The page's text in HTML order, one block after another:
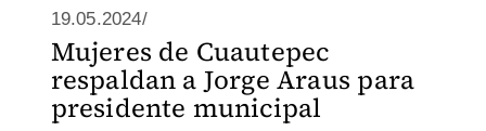
19.05.2024/
Mujeres de Cuautepec
respaldan a Jorge Araus para
presidente municipal